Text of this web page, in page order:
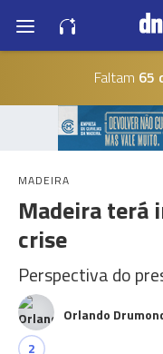
Faltam 65
MADEIRA
Madeira terá
crise
Perspectiva do
Orlando
2